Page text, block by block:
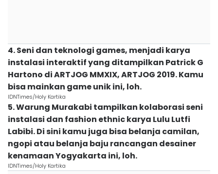
4. Seni dan teknologi games, menjadi karya
instalasi interaktif yang ditampilkan Patrick G
Hartono di ARTJOG MMXIX, ARTJOG 2019. Kamu
bisa mainkan game unik ini, loh.
IDNTimes/Holy Kartika
5. Warung Murakabi tampilkan kolaborasi seni
instalasi dan fashion ethnic karya Lulu Lutfi
Labibi. Di sini kamu juga bisa belanja camilan,
ngopi atau belanja baju rancangan desainer
kenamaan Yogyakarta ini, loh.
IDNTimes/Holy Kartika